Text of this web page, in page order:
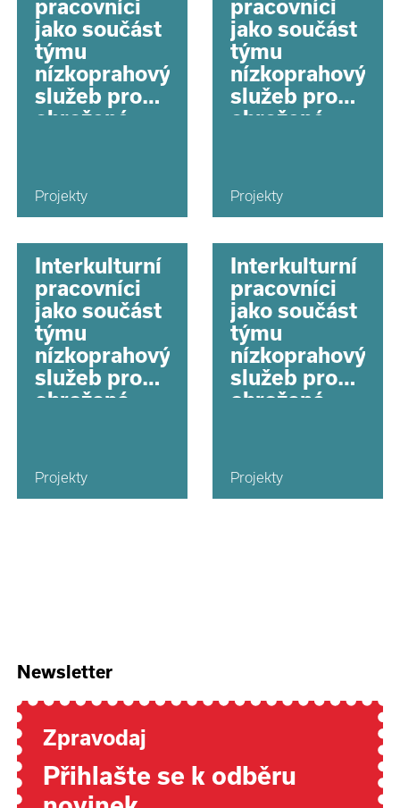
pracovníci
jako součást
týmu
nízkoprahových
služeb pro
ohrožené
města Prahy
Projekty
pracovníci
jako součást
týmu
nízkoprahových
služeb pro
ohrožené
města Prahy
Projekty
Interkulturní
pracovníci
jako součást
týmu
nízkoprahových
služeb pro
ohrožené
města Prahy
Projekty
Interkulturní
pracovníci
jako součást
týmu
nízkoprahových
služeb pro
ohrožené
města Prahy
Projekty
Newsletter
Zpravodaj
Přihlašte se k odběru